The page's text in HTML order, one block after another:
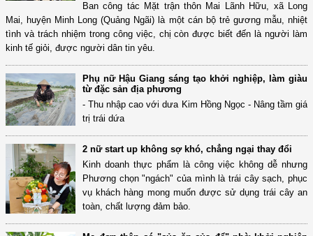
Ban công tác Mặt trận thôn Mai Lãnh Hữu, xã Long
Mai, huyện Minh Long (Quảng Ngãi) là một cán bộ trẻ gương mẫu, nhiệt
tình và trách nhiệm trong công việc, chị còn được biết đến là người làm
kinh tế giỏi, được người dân tin yêu.
Phụ nữ Hậu Giang sáng tạo khởi nghiệp, làm giàu
từ đặc sản địa phương
- Thu nhập cao với dưa Kim Hồng Ngọc - Nâng tầm giá
trị trái dứa
2 nữ start up không sợ khó, chẳng ngại thay đổi
Kinh doanh thực phẩm là công việc không dễ nhưng
Phương chọn "ngách" của mình là trái cây sạch, phục
vụ khách hàng mong muốn được sử dụng trái cây an
toàn, chất lượng đảm bảo.